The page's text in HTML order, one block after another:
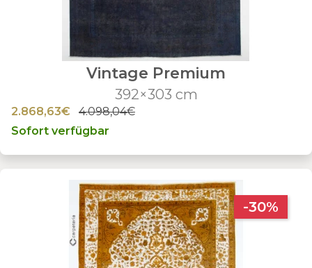
Vintage Premium
392×303 cm
2.868,63€
4.098,04€
Sofort verfügbar
-30%